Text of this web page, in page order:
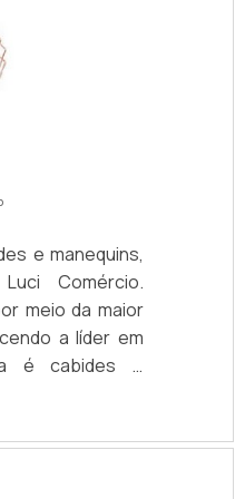
e manequins,
Comércio.
meio da maior
a líder em
é cabides e
de obra da
assertividade
e preço